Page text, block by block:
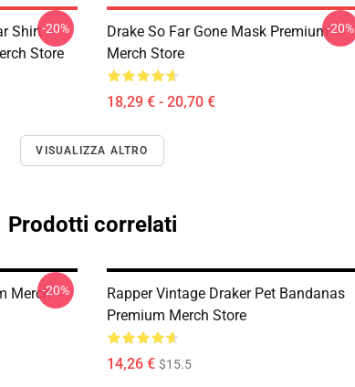
Shirt
Store
-20%
Drake So Far Gone Mask Premium
Merch Store
18,29 € - 20,70 €
-20%
VISUALIZZA ALTRO
Prodotti correlati
Merch-20%
Rapper Vintage Draker Pet Bandanas
Premium Merch Store
14,26 € $15.5